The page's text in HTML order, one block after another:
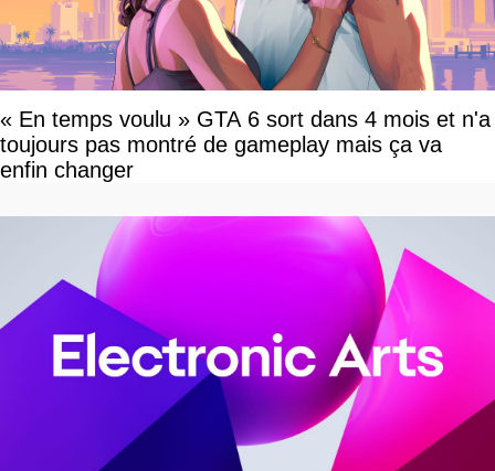
« En temps voulu » GTA 6 sort dans 4 mois et n'a
toujours pas montré de gameplay mais ça va
enfin changer